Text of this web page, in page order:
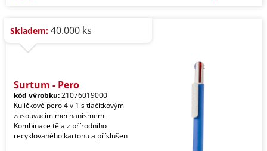
Skladem: 40.000 ks
Surtum - Pero
kód výrobku:21076019000
Kuličkové pero 4 v 1 s tlačítkovým
zasouvacím mechanismem.
Kombinace těla z přírodního
recyklovaného kartonu a příslušen